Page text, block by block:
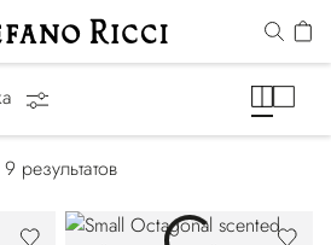
9 результатов